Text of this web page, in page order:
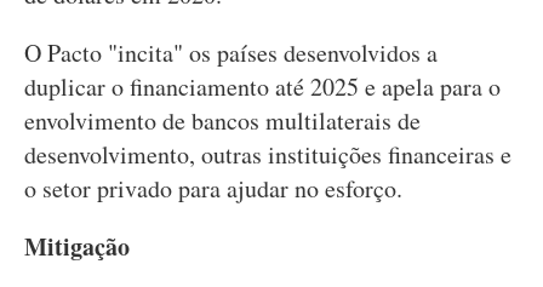
O Pacto "incita" os países desenvolvidos a
duplicar o financiamento até 2025 e apela para o
envolvimento de bancos multilaterais de
desenvolvimento, outras instituições financeiras e
o setor privado para ajudar no esforço.
Mitigação